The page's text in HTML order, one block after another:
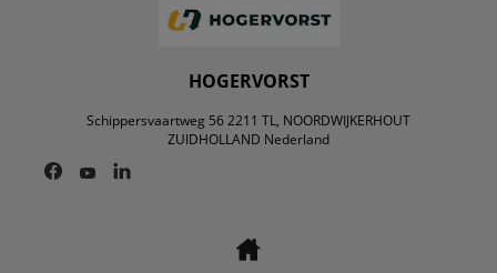
HOGERVORST
Schippersvaartweg 56 2211 TL, NOORDWIJKERHOUT
ZUIDHOLLAND Nederland